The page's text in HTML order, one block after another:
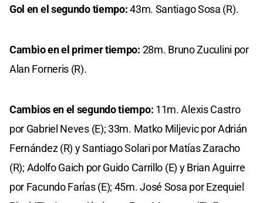
Gol en el segundo tiempo:43m. Santiago Sosa (R).
Cambio en el primer tiempo: 28m. Bruno Zuculini por
Alan Forneris (R).
Cambios en el segundo tiempo: 11m. Alexis Castro
por Gabriel Neves (E); 33m. Matko Miljevic por Adrián
Fernández (R) y Santiago Solari por Matías Zaracho
(R); Adolfo Gaich por Guido Carrillo (E) y Brian Aguirre
por Facundo Farías (E); 45m. José Sosa por Ezequiel